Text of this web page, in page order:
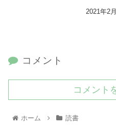
2021年2
コメント
コメント
ホーム 読書